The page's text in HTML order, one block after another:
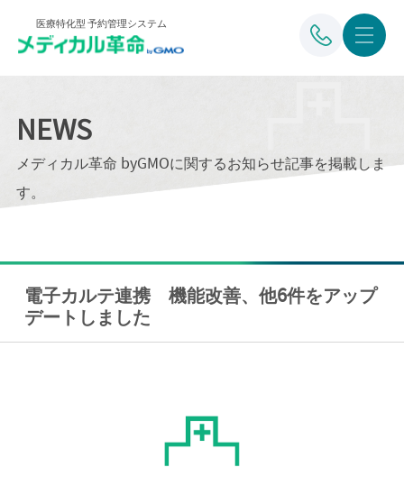
医療特化型 予約管理システム
NEWS
メディカル革命 byGMOに関するお知らせ記事を掲載しま
す。
電子カルテ連携 機能改善、他6件をアップ
デートしました